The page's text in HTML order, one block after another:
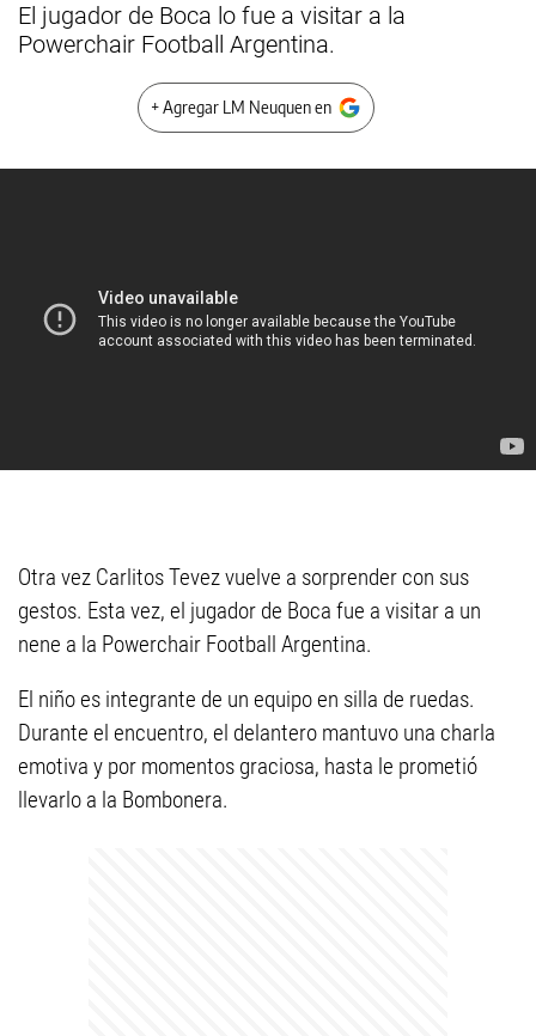
El jugador de Boca lo fue a visitar a la
Powerchair Football Argentina.
+ Agregar LM Neuquen en
Otra vez Carlitos Tevez vuelve a sorprender con sus
gestos. Esta vez, el jugador de Boca fue a visitar a un
nene a la Powerchair Football Argentina.
El niño es integrante de un equipo en silla de ruedas.
Durante el encuentro, el delantero mantuvo una charla
emotiva y por momentos graciosa, hasta le prometió
llevarlo a la Bombonera.